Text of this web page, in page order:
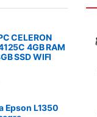
CELERON
4GB RAM
SSD WIFI
Epson L1350